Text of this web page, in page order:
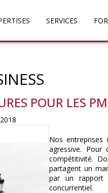
SERVICES
POUR LES
Nos entreprises
agressive. Pour
compétitivité.
partagent un
par un rapport
concurrentiel.